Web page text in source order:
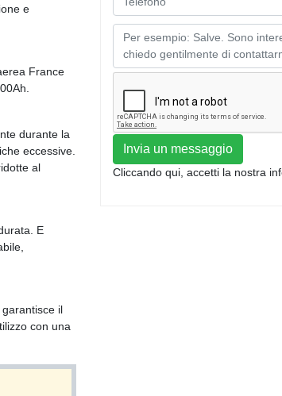
e
France
durante la
eccessive.
al
E
il
con una
Invia un messaggio
Cliccando qui, accetti la nostra